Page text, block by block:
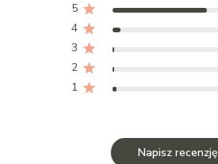
5
4
3
2
1
Napisz recenzję